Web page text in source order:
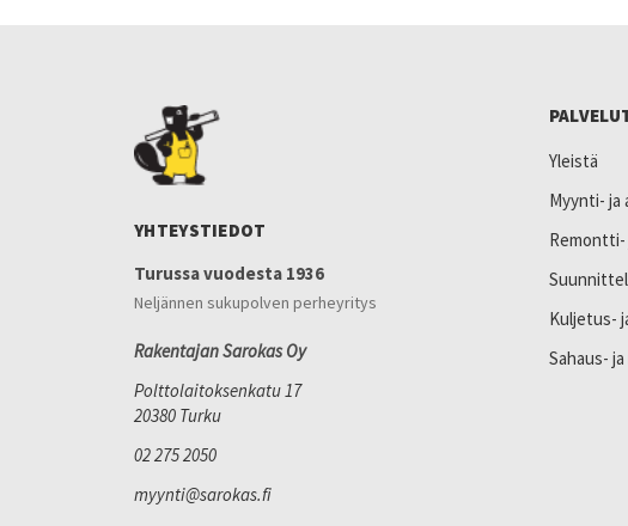
YHTEYSTIEDOT
Turussa vuodesta 1936
Neljännen sukupolven perheyritys
Rakentajan Sarokas Oy
Polttolaitoksenkatu 17
20380 Turku
02 275 2050
myynti@sarokas.fi
Yleistä
Myynti- ja
Kuljetus-
Sahaus-